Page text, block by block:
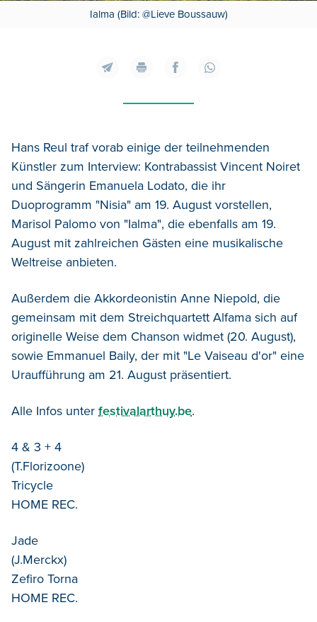
Ialma (Bild: @Lieve Boussauw)
Hans Reul traf vorab einige der teilnehmenden
Künstler zum Interview: Kontrabassist Vincent Noiret
und Sängerin Emanuela Lodato, die ihr
Duoprogramm "Nisia" am 19. August vorstellen,
Marisol Palomo von "Ialma", die ebenfalls am 19.
August mit zahlreichen Gästen eine musikalische
Weltreise anbieten.
Außerdem die Akkordeonistin Anne Niepold, die
gemeinsam mit dem Streichquartett Alfama sich auf
originelle Weise dem Chanson widmet (20. August),
sowie Emmanuel Baily, der mit "Le Vaiseau d'or" eine
Uraufführung am 21. August präsentiert.
Alle Infos unter festivalarthuy.be.
4 & 3 + 4
(T.Florizoone)
Tricycle
HOME REC.
Jade
(J.Merckx)
Zefiro Torna
HOME REC.